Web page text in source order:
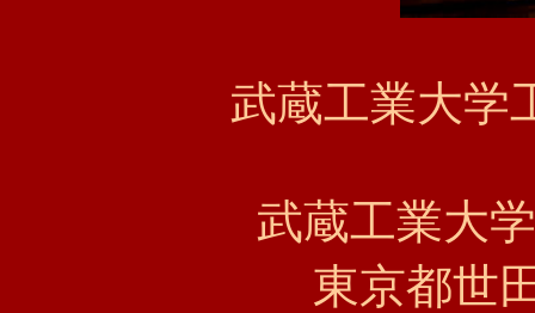
武蔵工業大学
武蔵工業大
東京都世田谷区